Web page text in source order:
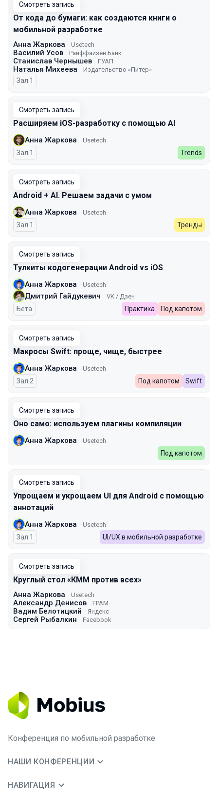
Смотреть запись
От кода до бумаги: как создаются книги о
мобильной разработке
Анна Жаркова Usetech
Василий Усов Райффайзен Банк
Станислав Чернышев ГУАП
Наталья Михеева Издательство «Питер»
Зал 1
Смотреть запись
Расширяем iOS-разработку с помощью AI
Анна Жаркова Usetech
Зал 1 Trends
Смотреть запись
Android + AI. Решаем задачи с умом
Анна Жаркова Usetech
Зал 1 Тренды
Смотреть запись
Тулкиты кодогенерации Android vs iOS
Анна Жаркова Usetech
Дмитрий Гайдукевич VK / Дзен
Бета Практика Под капотом
Смотреть запись
Макросы Swift: проще, чище, быстрее
Анна Жаркова Usetech
Зал 2 Под капотом Swift
Смотреть запись
Оно само: используем плагины компиляции
Анна Жаркова Usetech
Под капотом
Смотреть запись
Упрощаем и укрощаем UI для Android с помощью
аннотаций
Анна Жаркова Usetech
Зал 1 UI/UX в мобильной разработке
Смотреть запись
Круглый стол «КММ против всех»
Анна Жаркова Usetech
Александр Денисов EPAM
Вадим Белотицкий Яндекс
Сергей Рыбалкин Facebook
Конференция по мобильной разработке
НАШИ КОНФЕРЕНЦИИ
НАВИГАЦИЯ